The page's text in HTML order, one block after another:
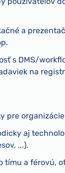
a
s DMS/
na
pre
aj
...).
tímu a férovú,